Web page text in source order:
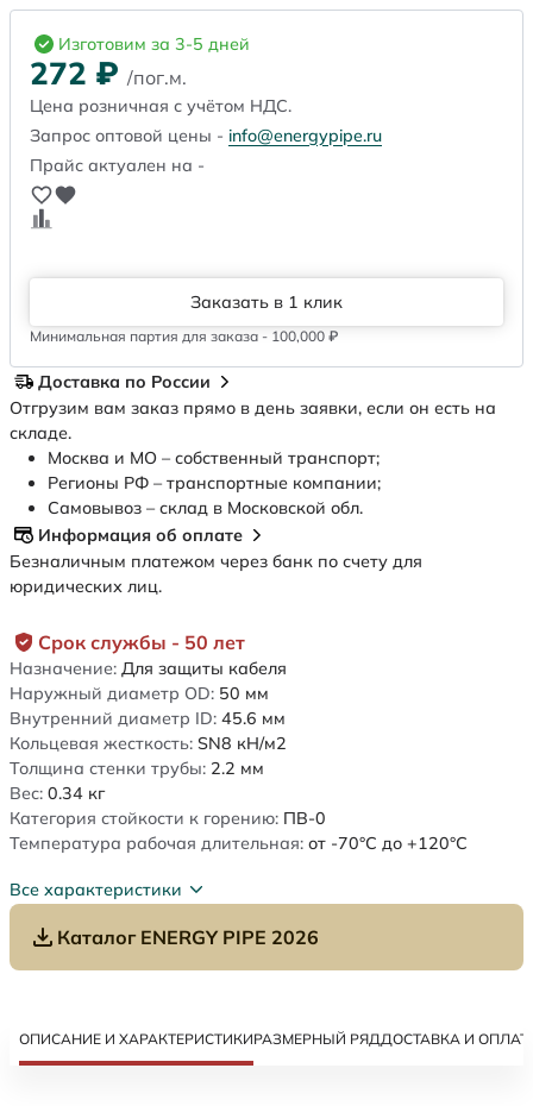
Срок службы - 50 лет
Назначение: Для защиты кабеля
Наружный диаметр OD: 50 мм
Внутренний диаметр ID: 45.6 мм
Кольцевая жесткость: SN8 кН/м2
Толщина стенки трубы: 2.2 мм
Вес: 0.34 кг
Категория стойкости к горению: ПВ-0
Температура рабочая длительная: от -70°C до +120°C
Все характеристики
Каталог ENERGY PIPE 2026
Изготовим за 3-5 дней
272 ₽ /пог.м.
Цена розничная с учётом НДС.
Запрос оптовой цены - info@energypipe.ru
Прайс актуален на -
Заказать в 1 клик
Минимальная партия для заказа - 100,000 ₽
Доставка по России
Отгрузим вам заказ прямо в день заявки, если он есть на
складе.
Москва и МО – собственный транспорт;
Регионы РФ – транспортные компании;
Самовывоз – склад в Московской обл.
Информация об оплате
Безналичным платежом через банк по счету для
юридических лиц.
ОПИСАНИЕ И ХАРАКТЕРИСТИКИРАЗМЕРНЫЙ РЯДДОСТАВКА И